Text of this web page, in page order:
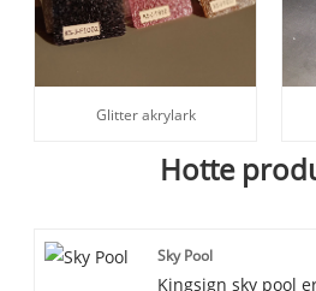
Glitter akrylark
Hotte
Sky Pool
Kingsign sky pool